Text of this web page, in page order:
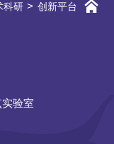
科研 创新平台
验室